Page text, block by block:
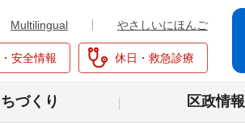
Multilingual やさしいにほんご
安全情報 休日・救急診療
づくり 区政情報